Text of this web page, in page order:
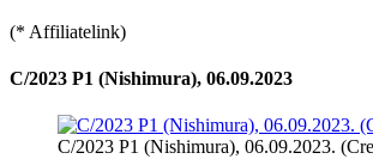
(* Affiliatelink)
C/2023 P1 (Nishimura), 06.09.2023
C/2023 P1 (Nishimura), 06.09.2023.